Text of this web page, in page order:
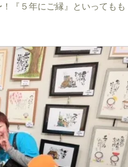
『５年にご縁』といってもも